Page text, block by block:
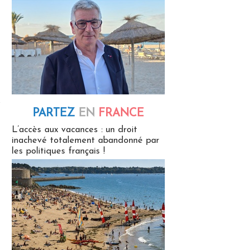
PARTEZ EN FRANCE
L’accès aux vacances : un droit
inachevé totalement abandonné par
les politiques français !